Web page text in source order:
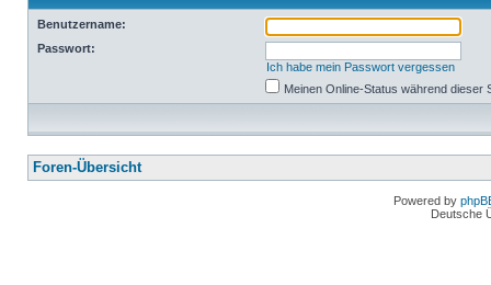
Benutzername:
Passwort:
Ich habe mein Passwort vergessen
Meinen Online-Status während dieser
Foren-Übersicht
Powered by
Deutsche